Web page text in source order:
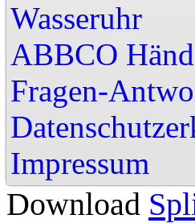
Wasseruhr
ABBCO
Fragen-
Download